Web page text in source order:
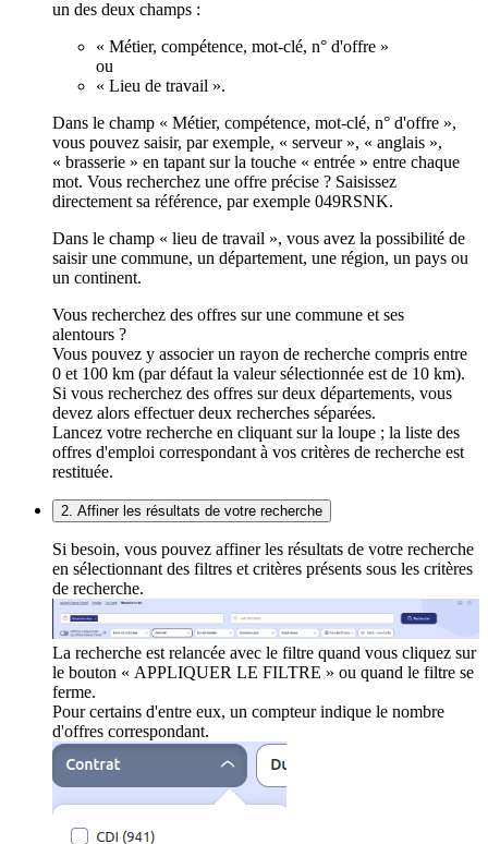
un des deux champs :
« Métier, compétence, mot-clé, n° d'offre »
ou
« Lieu de travail ».
Dans le champ « Métier, compétence, mot-clé, n° d'offre »,
vous pouvez saisir, par exemple, « serveur », « anglais »,
« brasserie » en tapant sur la touche « entrée » entre chaque
mot. Vous recherchez une offre précise ? Saisissez
directement sa référence, par exemple 049RSNK.
Dans le champ « lieu de travail », vous avez la possibilité de
saisir une commune, un département, une région, un pays ou
un continent.
Vous recherchez des offres sur une commune et ses
alentours ?
Vous pouvez y associer un rayon de recherche compris entre
0 et 100 km (par défaut la valeur sélectionnée est de 10 km).
Si vous recherchez des offres sur deux départements, vous
devez alors effectuer deux recherches séparées.
Lancez votre recherche en cliquant sur la loupe ; la liste des
offres d'emploi correspondant à vos critères de recherche est
restituée.
2. Affiner les résultats de votre recherche
Si besoin, vous pouvez affiner les résultats de votre recherche
en sélectionnant des filtres et critères présents sous les critères
de recherche.
La recherche est relancée avec le filtre quand vous cliquez sur
le bouton « APPLIQUER LE FILTRE » ou quand le filtre se
ferme.
Pour certains d'entre eux, un compteur indique le nombre
d'offres correspondant.